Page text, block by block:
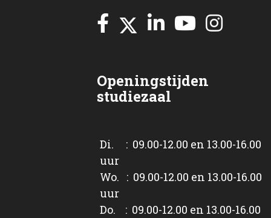
Openingstijden
studiezaal
Di. : 09.00-12.00 en 13.00-16.00
uur
Wo. : 09.00-12.00 en 13.00-16.00
uur
Do. : 09.00-12.00 en 13.00-16.00